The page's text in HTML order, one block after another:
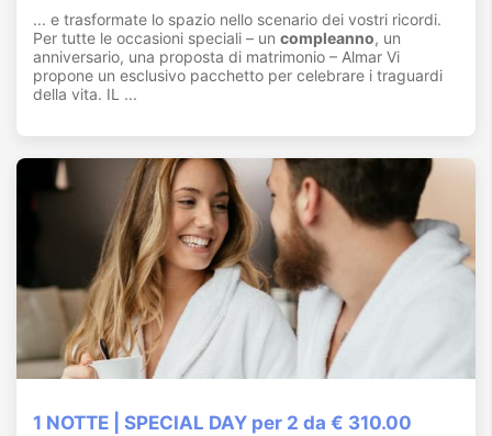
... e trasformate lo spazio nello scenario dei vostri ricordi.
Per tutte le occasioni speciali – un compleanno, un
anniversario, una proposta di matrimonio – Almar Vi
propone un esclusivo pacchetto per celebrare i traguardi
della vita. IL ...
1 NOTTE | SPECIAL DAY per 2 da € 310.00